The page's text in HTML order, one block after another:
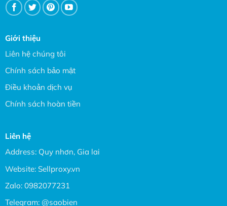
Giới thiệu
Liên hệ chúng tôi
Chính sách bảo mật
Điều khoản dịch vụ
Chính sách hoàn tiền
Liên hệ
Address: Quy nhơn, Gia lai
Website: Sellproxy.vn
Zalo: 0982077231
Telegram: @saobien